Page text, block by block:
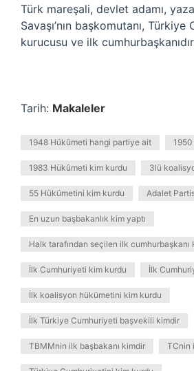
Türk mareşali, devlet adamı,
Savaşı’nın başkomutanı, Türkiye
kurucusu ve ilk
Tarih: Makaleler
1948 Hükûmeti hangi partiye ait
1983 Hükûmeti kim kurdu 3lü
55 Hükümetini kim kurdu Adalet
En uzun başbakanlık kim yaptı
Halk tarafından seçilen ilk cumhurbaşkanı
İlk Cumhuriyeti kim kurdu İlk
İlk koalisyon hükümetini kim kurdu
İlk Türkiye Cumhuriyeti başvekili kimdir
TBMMnin ilk başbakanı kimdir TCnin